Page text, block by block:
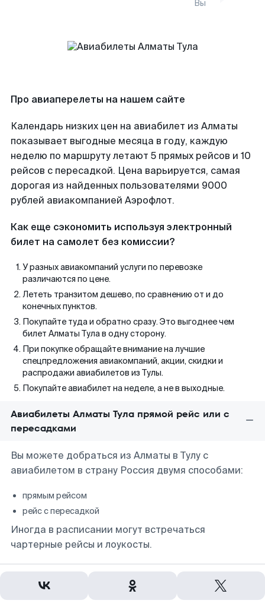
Вы
Про авиаперелеты на нашем сайте
Календарь низких цен на авиабилет из Алматы
показывает выгодные месяца в году, каждую
неделю по маршруту летают 5 прямых рейсов и 10
рейсов с пересадкой. Цена варьируется, самая
дорогая из найденных пользователями 9000
рублей авиакомпанией Аэрофлот.
Как еще сэкономить используя электронный
билет на самолет без комиссии?
У разных авиакомпаний услуги по перевозке
различаются по цене.
Лететь транзитом дешево, по сравнению от и до
конечных пунктов.
Покупайте туда и обратно сразу. Это выгоднее чем
билет Алматы Тула в одну сторону.
При покупке обращайте внимание на лучшие
спецпредложения авиакомпаний, акции, скидки и
распродажи авиабилетов из Тулы.
Покупайте авиабилет на неделе, а не в выходные.
Авиабилеты Алматы Тула прямой рейс или с
пересадками
Вы можете добраться из Алматы в Тулу с
авиабилетом в страну Россия двумя способами:
прямым рейсом
рейс с пересадкой
Иногда в расписании могут встречаться
чартерные рейсы и лоукосты.